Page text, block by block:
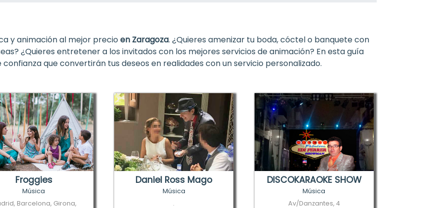
y animación al mejor precio en Zaragoza. ¿Quieres amenizar tu boda, cóctel o banquete con
¿Quieres entretener a los invitados con los mejores servicios de animación? En esta guía
que convertirán tus deseos en realidades con un servicio personalizado.
Froggies
Música
Barcelona, Girona,
Daniel Ross Mago
Música
.
DISCOKARAOKE SHOW
Música
Av/Danzantes, 4